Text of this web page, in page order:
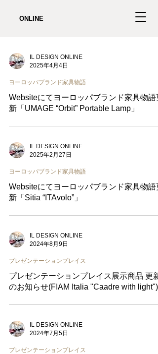
ONLINE
IL DESIGN ONLINE
2025年4月4日
ヨーロッパブランド家具物語
Websiteにてヨーロッパブランド家具物語
新「UMAGE “Orbit” Portable Lamp」
IL DESIGN ONLINE
2025年2月27日
ヨーロッパブランド家具物語
Websiteにてヨーロッパブランド家具物語
新「Sitia “ITAvolo”」
IL DESIGN ONLINE
2024年8月9日
プレゼンテーションプレイス
プレゼンテーションプレイス展示商品 更新
のお知らせ(FIAM Italia "Caadre with light")
IL DESIGN ONLINE
2024年7月5日
プレゼンテーションプレイス